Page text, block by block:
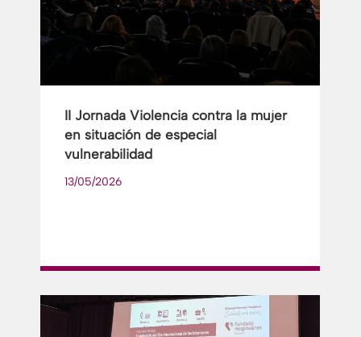
II Jornada Violencia contra la mujer
en situación de especial
vulnerabilidad
13/05/2026